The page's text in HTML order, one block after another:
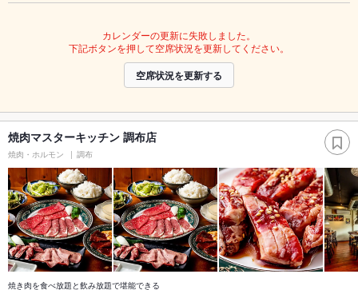
カレンダーの更新に失敗しました。
下記ボタンを押して空席状況を更新してください。
空席状況を更新する
焼肉マスターキッチン 調布店
焼肉・ホルモン 調布
焼き肉を食べ放題と飲み放題で堪能できる